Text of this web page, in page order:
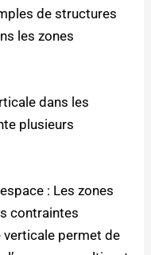
de structures
les zones
dans les
plusieurs
: Les zones
contraintes
verticale permet de